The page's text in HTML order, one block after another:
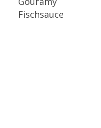
Fischsauce